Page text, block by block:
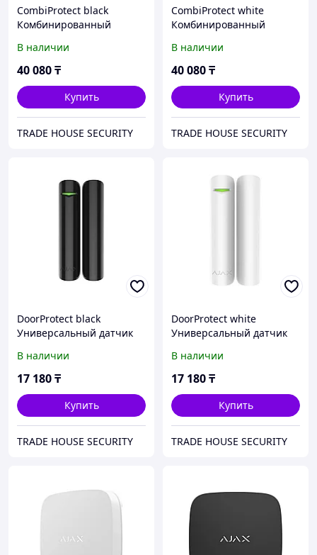
CombiProtect black
Комбинированный
разбития стекла с
иммунитетом к животным
В наличии
40 080₸
Купить
TRADE HOUSE SECURITY
CombiProtect white
Комбинированный
разбития стекла с
иммунитетом к животным
В наличии
40 080₸
Купить
TRADE HOUSE SECURITY
DoorProtect black
Универсальный датчик
В наличии
17 180₸
Купить
TRADE HOUSE SECURITY
DoorProtect white
Универсальный датчик
В наличии
17 180₸
Купить
TRADE HOUSE SECURITY